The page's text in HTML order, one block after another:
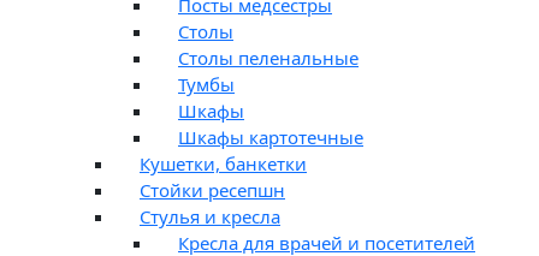
Посты медсестры
Столы
Столы пеленальные
Тумбы
Шкафы
Шкафы картотечные
Кушетки, банкетки
Стойки ресепшн
Стулья и кресла
Кресла для врачей и посетителей